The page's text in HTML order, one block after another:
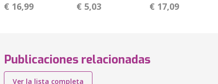
€ 16,99 € 5,03 € 17,09
Publicaciones relacionadas
Ver la lista completa